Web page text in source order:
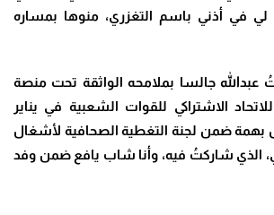
في أذني باسم التغزري، منوها بمساره
عبدالله جالسا بملامحه الواثقة تحت منصة
الاشتراكي للقوات الشعبية في يناير
بهمة ضمن لجنة التغطية الصحافية لأشغال
الذي شاركتُ فيه، وأنا شاب يافع ضمن وفد